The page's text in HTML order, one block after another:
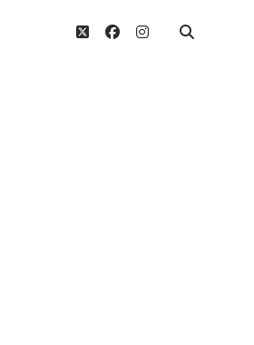
twitterfacebook
instagram